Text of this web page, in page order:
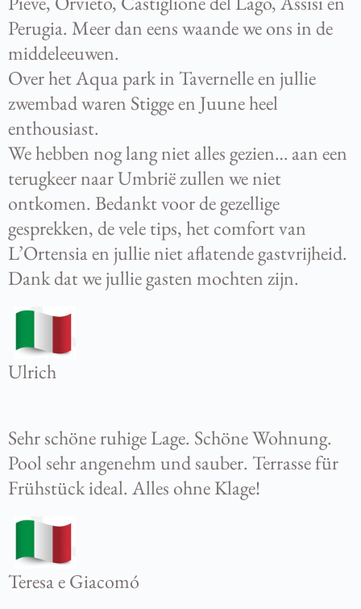
Perugia. Meer dan eens waande we ons in de
middeleeuwen.
Over het Aqua park in Tavernelle en jullie
zwembad waren Stigge en Juune heel
enthousiast.
We hebben nog lang niet alles gezien… aan een
terugkeer naar Umbrië zullen we niet
ontkomen. Bedankt voor de gezellige
gesprekken, de vele tips, het comfort van
L’Ortensia en jullie niet aflatende gastvrijheid.
Dank dat we jullie gasten mochten zijn.
Ulrich
Sehr schöne ruhige Lage. Schöne Wohnung.
Pool sehr angenehm und sauber. Terrasse für
Frühstück ideal. Alles ohne Klage!
Teresa e Giacomó